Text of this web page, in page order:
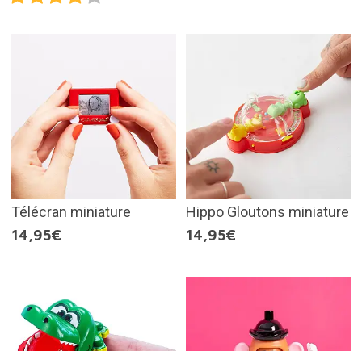
Télécran miniature
14,95€
Hippo Gloutons miniature
14,95€